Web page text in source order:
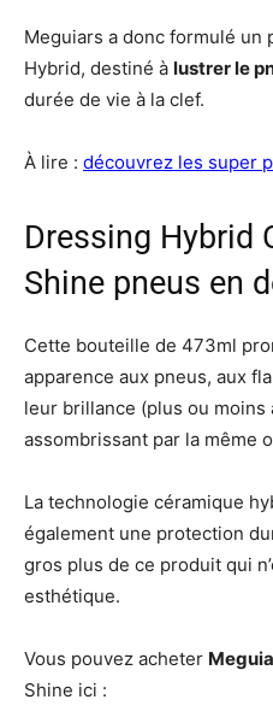
Meguiars a donc formulé un
Hybrid, destiné à lustrer le
durée de vie à la clef.
À lire : découvrez les super
Dressing Hybrid
Shine pneus en
Cette bouteille de 473ml
apparence aux pneus, aux
leur brillance (plus ou moins
assombrissant par la même
La technologie céramique
également une protection
gros plus de ce produit qui
esthétique.
Vous pouvez acheter
Shine ici :